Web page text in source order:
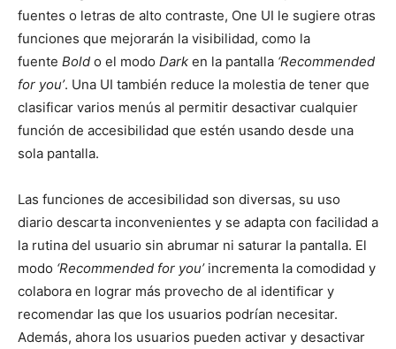
fuentes o letras de alto contraste, One UI le sugiere otras
funciones que mejorarán la visibilidad, como la
fuente Bold o el modo Dark en la pantalla ‘Recommended
for you’. Una UI también reduce la molestia de tener que
clasificar varios menús al permitir desactivar cualquier
función de accesibilidad que estén usando desde una
sola pantalla.
Las funciones de accesibilidad son diversas, su uso
diario descarta inconvenientes y se adapta con facilidad a
la rutina del usuario sin abrumar ni saturar la pantalla. El
modo ‘Recommended for you’incrementa la comodidad y
colabora en lograr más provecho de al identificar y
recomendar las que los usuarios podrían necesitar.
Además, ahora los usuarios pueden activar y desactivar